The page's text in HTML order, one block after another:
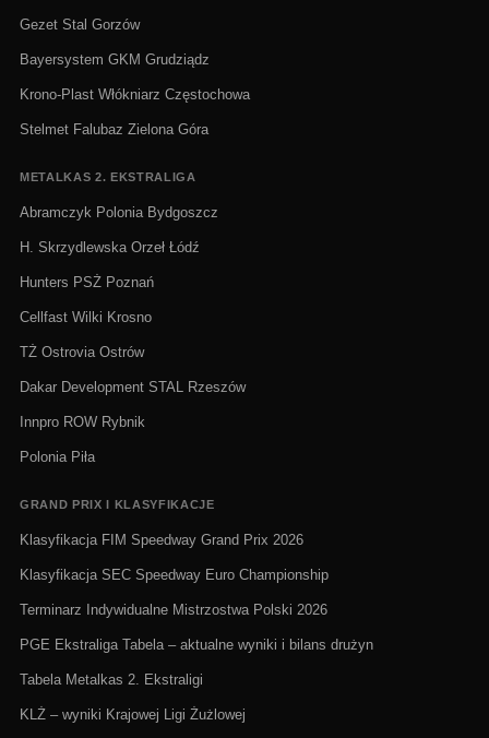
Gezet Stal Gorzów
Bayersystem GKM Grudziądz
Krono-Plast Włókniarz Częstochowa
Stelmet Falubaz Zielona Góra
METALKAS 2. EKSTRALIGA
Abramczyk Polonia Bydgoszcz
H. Skrzydlewska Orzeł Łódź
Hunters PSŻ Poznań
Cellfast Wilki Krosno
TŻ Ostrovia Ostrów
Dakar Development STAL Rzeszów
Innpro ROW Rybnik
Polonia Piła
GRAND PRIX I KLASYFIKACJE
Klasyfikacja FIM Speedway Grand Prix 2026
Klasyfikacja SEC Speedway Euro Championship
Terminarz Indywidualne Mistrzostwa Polski 2026
PGE Ekstraliga Tabela – aktualne wyniki i bilans drużyn
Tabela Metalkas 2. Ekstraligi
KLŻ – wyniki Krajowej Ligi Żużlowej